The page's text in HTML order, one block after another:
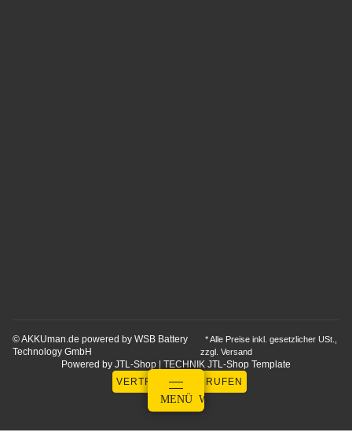
© AKKUman.de powered by WSB Battery
Technology GmbH
* Alle Preise inkl. gesetzlicher USt.,
zzgl. Versand
Powered by JTL-Shop | TECHNIK JTL-Shop Template
VERTRAG WIDERRUFEN
MENÜ WARENKORB